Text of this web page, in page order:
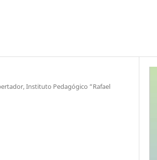
Instituto Pedagógico “Rafael